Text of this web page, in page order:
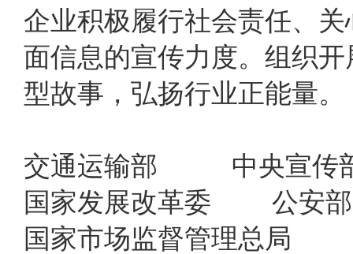
企业积极履行社会责任、
面信息的宣传力度。组织
型故事，弘扬行业正能量。
交通运输部 中央宣
国家发展改革委 公安
国家市场监督管理总